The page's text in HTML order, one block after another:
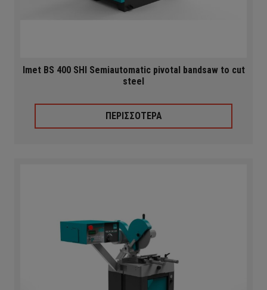
Imet BS 400 SHI Semiautomatic pivotal bandsaw to cut
steel
ΠΕΡΙΣΣΟΤΕΡΑ